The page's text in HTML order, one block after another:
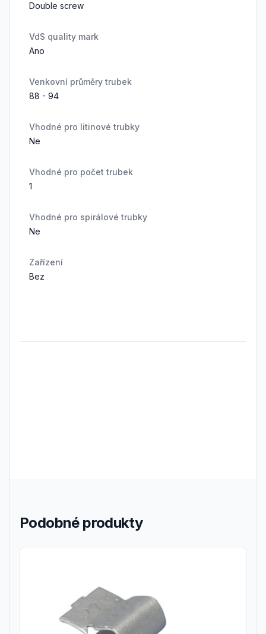
Double screw
VdS quality mark
Ano
Venkovní průměry trubek
88 - 94
Vhodné pro litinové trubky
Ne
Vhodné pro počet trubek
1
Vhodné pro spirálové trubky
Ne
Zařízení
Bez
Podobné produkty